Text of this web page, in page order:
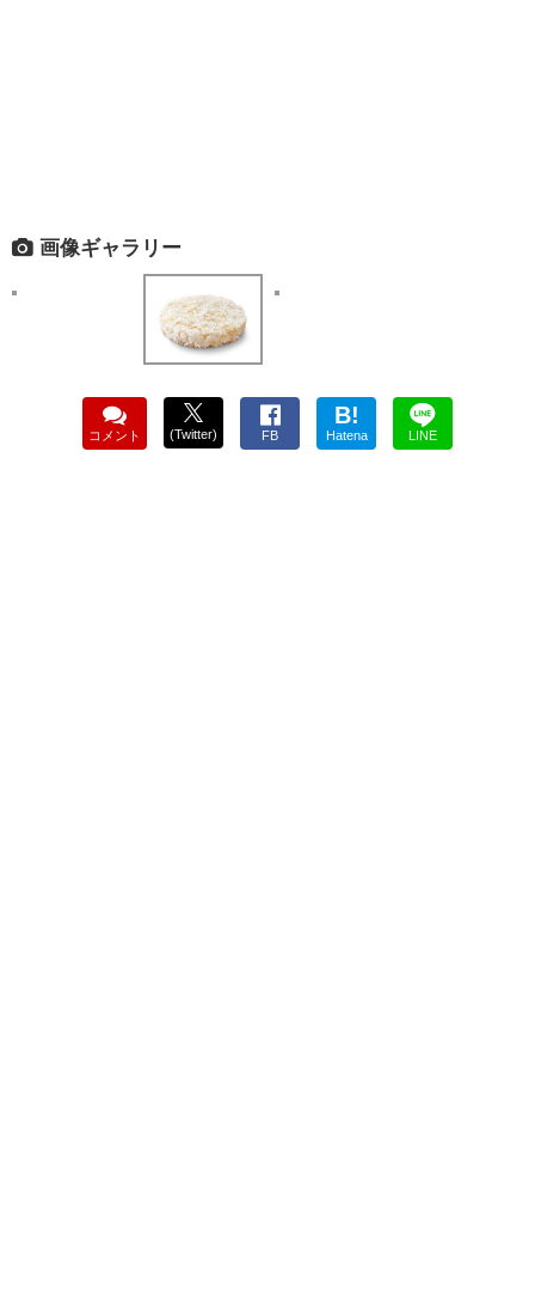
画像ギャラリー
コメント (Twitter) FB
B!
Hatena LINE